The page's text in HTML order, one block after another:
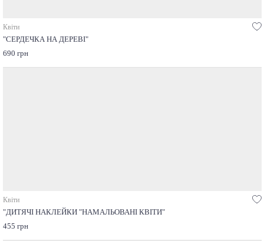
Квіти
"СЕРДЕЧКА НА ДЕРЕВІ"
690 грн
Квіти
"ДИТЯЧІ НАКЛЕЙКИ "НАМАЛЬОВАНІ КВІТИ"
455 грн